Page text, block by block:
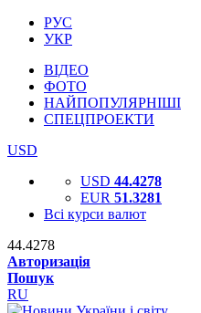
РУС
УКР
ВІДЕО
ФОТО
НАЙПОПУЛЯРНІШІ
СПЕЦПРОЕКТИ
USD
USD 44.4278
EUR 51.3281
Всі курси валют
44.4278
Авторизація
Пошук
RU